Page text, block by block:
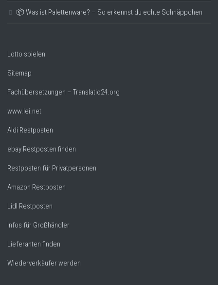
📦 Was ist Palettenware? – So erkennst du echte Schnäppchen
Lotto spielen
Sitemap
Fachübersetzungen – Translatio24.org
www.lei.net
Aldi Restposten
ebay Restposten finden
Restposten für Privatpersonen
Amazon Restposten
Lidl Restposten
Infos für Großhändler
Lieferanten finden
Wiederverkäufer werden